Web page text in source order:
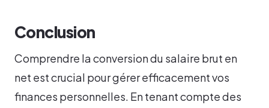
Conclusion
Comprendre la conversion du salaire brut en
net est crucial pour gérer efficacement vos
finances personnelles. En tenant compte des